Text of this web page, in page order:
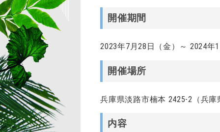
開催期間
2023年7月28日（金）～ 2024年
開催場所
兵庫県淡路市楠本 2425-2（兵
内容